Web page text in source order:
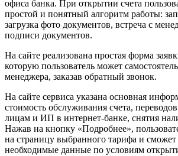
офиса банка. При открытии счета
простой и понятный алгоритм работы:
загрузка фото документов, встреча с
подписи документов.
На сайте реализована простая форма
которую пользователь может
менеджера, заказав обратный звонок.
На сайте сервиса указана основная
стоимость обслуживания счета,
лицам и ИП в интернет-банке, снятия
Нажав на кнопку «Подробнее»,
на страницу выбранного тарифа и сможет
необходимые данные по условиям